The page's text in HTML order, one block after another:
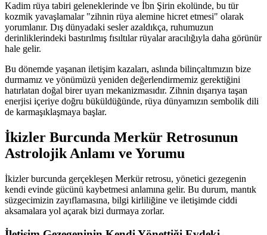
Kadim rüya tabiri geleneklerinde ve İbn Şirin ekolünde, bu tür
kozmik yavaşlamalar "zihnin rüya alemine hicret etmesi" olarak
yorumlanır. Dış dünyadaki sesler azaldıkça, ruhumuzun
derinliklerindeki bastırılmış fısıltılar rüyalar aracılığıyla daha görünür
hale gelir.
Bu dönemde yaşanan iletişim kazaları, aslında bilinçaltımızın bize
durmamız ve yönümüzü yeniden değerlendirmemiz gerektiğini
hatırlatan doğal birer uyarı mekanizmasıdır. Zihnin dışarıya taşan
enerjisi içeriye doğru büküldüğünde, rüya dünyamızın sembolik dili
de karmaşıklaşmaya başlar.
İkizler Burcunda Merkür Retrosunun
Astrolojik Anlamı ve Yorumu
İkizler burcunda gerçekleşen Merkür retrosu, yönetici gezegenin
kendi evinde gücünü kaybetmesi anlamına gelir. Bu durum, mantık
süzgecimizin zayıflamasına, bilgi kirliliğine ve iletişimde ciddi
aksamalara yol açarak bizi durmaya zorlar.